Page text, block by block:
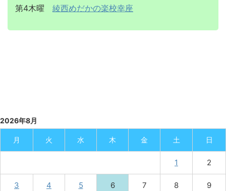
第4木曜 綾西めだかの楽校幸座
2026年8月
月 火 水 木 金 土 日
1 2
3 4 5 6 7 8 9